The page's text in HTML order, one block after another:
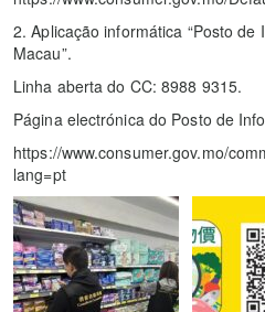
2. Aplicação informática “Posto
Macau”.
Linha aberta do CC: 8988 9315.
Página electrónica do Posto de
https://www.consumer.gov.mo/
lang=pt